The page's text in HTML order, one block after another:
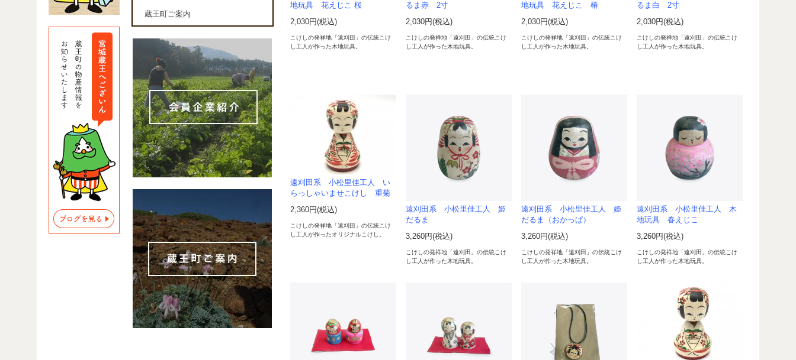
地玩具 花えじこ 桜
2,030円(税込)
こけしの発祥地「遠刈田」の伝統こけ
し工人が作った木地玩具。
るま赤 2寸
2,030円(税込)
こけしの発祥地「遠刈田」の伝統こけ
し工人が作った木地玩具。
地玩具 花えじこ 椿
2,030円(税込)
こけしの発祥地「遠刈田」の伝統こけ
し工人が作った木地玩具。
るま白 2寸
2,030円(税込)
こけしの発祥地「遠刈田」の伝統こけ
し工人が作った木地玩具。
遠刈田系 小松里佳工人 い
らっしゃいませこけし 重菊
2,360円(税込)
こけしの発祥地「遠刈田」の伝統こけ
し工人が作ったオリジナルこけし。
遠刈田系 小松里佳工人 姫
だるま
3,260円(税込)
こけしの発祥地「遠刈田」の伝統こけ
し工人が作った木地玩具。
遠刈田系 小松里佳工人 姫
だるま（おかっぱ）
3,260円(税込)
こけしの発祥地「遠刈田」の伝統こけ
し工人が作った木地玩具。
遠刈田系 小松里佳工人 木
地玩具 春えじこ
3,260円(税込)
こけしの発祥地「遠刈田」の伝統こけ
し工人が作った木地玩具。
蔵王町ご案内